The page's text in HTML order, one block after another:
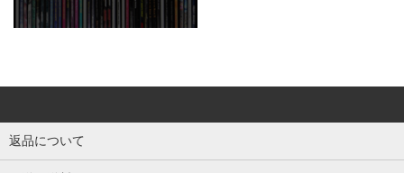
返品について